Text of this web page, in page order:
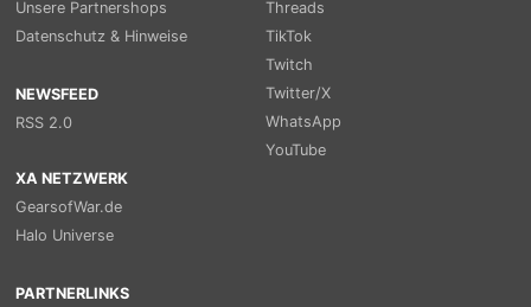
Unsere Partnershops
Datenschutz & Hinweise
NEWSFEED
RSS 2.0
Threads
TikTok
Twitch
Twitter/X
WhatsApp
YouTube
XA NETZWERK
GearsofWar.de
Halo Universe
PARTNERLINKS